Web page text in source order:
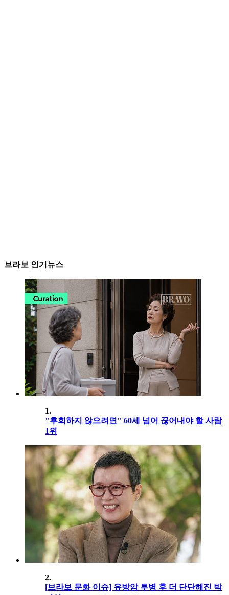
브라보 인기뉴스
1.
"후회하지 않으려면" 60세 넘어 끊어내야 할 사람
1위
2.
[브라보 문화 이슈] 유방암 투병 후 더 단단해진 박